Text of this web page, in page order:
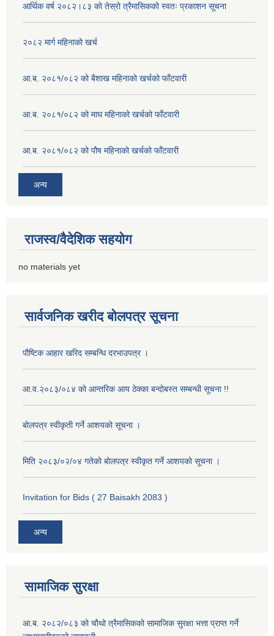
आर्थिक वर्ष २०८२।८३ को तेस्रो त्रैमासिकको स्वतः प्रकाशन सूचना
२०८२ मार्ग महिनाको खर्च
आ.ब. २०८१/०८२ को बैशाख महिनाको खर्चको फाँटवारी
आ.ब. २०८१/०८२ को माघ महिनाको खर्चको फाँटवारी
आ.ब. २०८१/०८२ को पौष महिनाको खर्चको फाँटवारी
अन्य
राजस्व/वैदेशिक सहयोग
no materials yet
सार्वजनिक खरीद बोलपत्र सूचना
पौष्टिक आहार खरिद सम्बन्धि दरभाउपत्र ।
आ.व.२०८३/०८४ को आन्तरिक आय ठेक्का बन्दोबस्त सम्बन्धी सूचना !!
बोलपत्र स्वीकृती गर्ने आशयको सूचना ।
मिति २०८३/०२/०४ गतेको बोलपत्र स्वीकृत गर्ने आशयको सूचना ।
Invitation for Bids ( 27 Baisakh 2083 )
अन्य
सामाजिक सुरक्षा
आ.ब. २०८२/०८३ को चौथो त्रैमासिकको सामाजिक सुरक्षा भत्ता प्राप्त गर्ने